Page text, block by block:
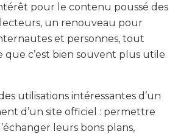
pour le contenu poussé des
un renouveau pour
et personnes, tout
que c’est bien souvent plus utile
utilisations intéressantes d’un
d’un site officiel : permettre
leurs bons plans,